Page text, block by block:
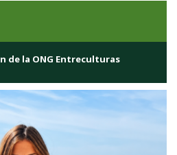
de la ONG Entreculturas